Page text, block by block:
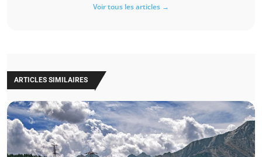
Voir tous les articles →
ARTICLES SIMILAIRES